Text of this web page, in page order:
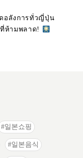
อลังการทั่วญี่ปุ่น
ห้ามพลาด!
일본쇼핑
일본음식